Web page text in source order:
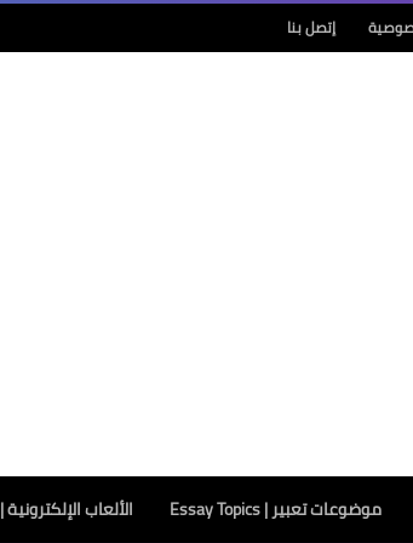
إتصل بنا
موضوعات تعبير | Essay Topics الألعاب الإلكترونية | Video Games